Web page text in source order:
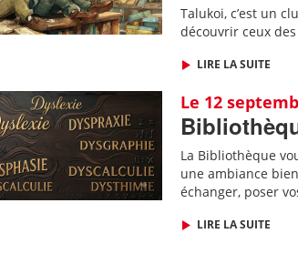
Talukoi, c’est un
découvrir ceux
LIRE LA SUITE
Le 12
La Bibliothèque
une ambiance
échanger, poser
LIRE LA SUITE